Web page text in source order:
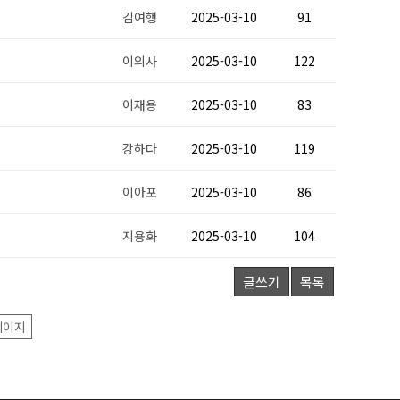
김여행 2025-03-10 91
이의사 2025-03-10 122
이재용 2025-03-10 83
강하다 2025-03-10 119
이아포 2025-03-10 86
지용화 2025-03-10 104
글쓰기 목록
지